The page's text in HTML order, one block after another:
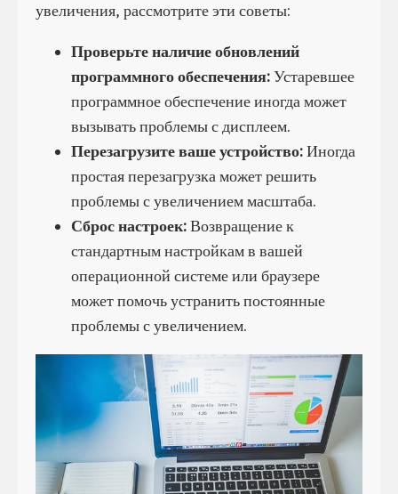
увеличения, рассмотрите эти советы:
Проверьте наличие обновлений
программного обеспечения:Устаревшее
программное обеспечение иногда может
вызывать проблемы с дисплеем.
Перезагрузите ваше устройство:Иногда
простая перезагрузка может решить
проблемы с увеличением масштаба.
Сброс настроек:Возвращение к
стандартным настройкам в вашей
операционной системе или браузере
может помочь устранить постоянные
проблемы с увеличением.